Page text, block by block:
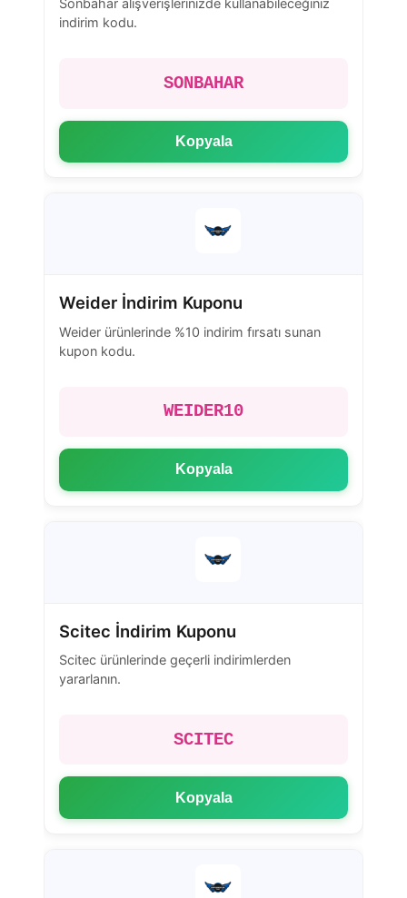
Sonbahar alışverişlerinizde kullanabileceğiniz
indirim kodu.
SONBAHAR
Kopyala
Weider İndirim Kuponu
Weider ürünlerinde %10 indirim fırsatı sunan
kupon kodu.
WEIDER10
Kopyala
Scitec İndirim Kuponu
Scitec ürünlerinde geçerli indirimlerden
yararlanın.
SCITEC
Kopyala